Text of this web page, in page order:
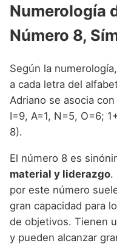
Numerología
Número 8,
Según la
a cada letra del
Adriano se asocia
I=9, A=1, N=5, O=6;
8).
El número 8 es
material y liderazgo.
por este número
gran capacidad para
de objetivos. Tienen
y pueden alcanzar